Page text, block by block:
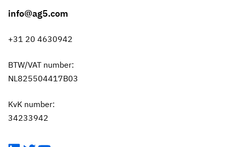
info@ag5.com
+31 20 4630942
BTW/VAT number:
NL825504417B03
KvK number:
34233942